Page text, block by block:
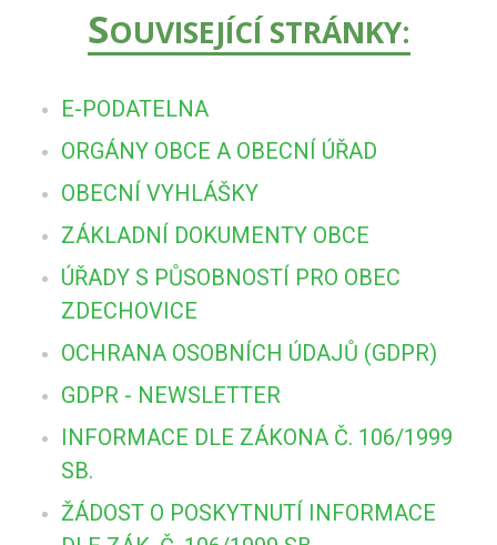
SOUVISEJÍCÍ STRÁNKY:
E-PODATELNA
ORGÁNY OBCE A OBECNÍ ÚŘAD
OBECNÍ VYHLÁŠKY
ZÁKLADNÍ DOKUMENTY OBCE
ÚŘADY S PŮSOBNOSTÍ PRO OBEC
ZDECHOVICE
OCHRANA OSOBNÍCH ÚDAJŮ (GDPR)
GDPR - NEWSLETTER
INFORMACE DLE ZÁKONA Č. 106/1999
SB.
ŽÁDOST O POSKYTNUTÍ INFORMACE